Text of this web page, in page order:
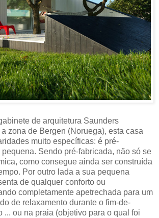
de arquitetura Saunders
zona de Bergen (Noruega), esta casa
muito específicas: é pré-
Sendo pré-fabricada, não só se
como consegue ainda ser construída
Por outro lada a sua pequena
de qualquer conforto ou
completamente apetrechada para um
de relaxamento durante o fim-de-
... ou na praia (objetivo para o qual foi